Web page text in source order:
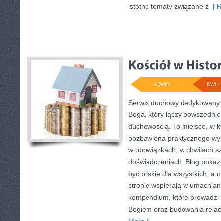
istotne tematy związane z [
KWI -
ADMIN
Serwis duchowy
Boga, który łączy
duchowością. To miejsce, w
pozbawiona praktycznego
w obowiązkach, w chwilach
doświadczeniach. Blog
być bliskie dla wszystkich, a
stronie wspierają w
kompendium, które
Bogiem oraz budowania